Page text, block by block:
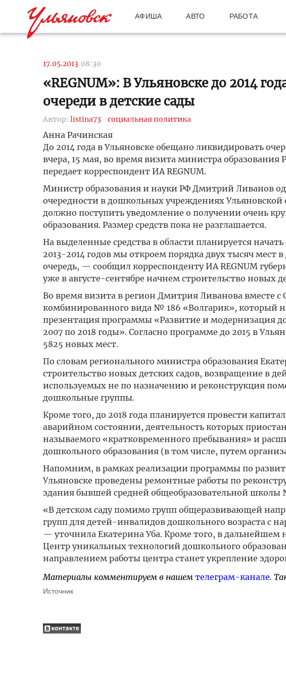
АФИША АВТО РАБОТА
17.05.2013 08:30
«REGNUM»: В Ульяновске до 2014
очереди в детские сады
Автор: listina73 социальная политика
Анна Рачинская
До 2014 года в Ульяновске обещано ликвидировать
вчера, 15 мая, во время визита министра
передает корреспондент ИА REGNUM.
Министр образования и науки РФ Дмитрий Ливанов
очередности в дошкольных учреждениях Ульяновской
должно поступить уведомление о получении очень
образования. Размер средств пока не разглашается.
На выделенные средства в области планируется
2013-2014 годов мы откроем порядка двух тысяч мест
очередь, — сообщил корреспонденту ИА REGNUM
уже в августе-сентябре начнем строительство новых
Во время визита в регион Дмитрия Ливанова вместе
комбинированного вида № 186 «Волгарик», который
презентация программы «Развитие и модернизация
2007 по 2018 годы». Согласно программе до 2015 в
5825 новых мест.
По словам регионального министра образования
строительство новых детских садов, возвращение в
используемых не по назначению и реконструкция
дошкольные группы.
Кроме того, до 2018 года планируется провести
аварийном состоянии, деятельность которых
называемого «кратковременного пребывания» и
дошкольного образования (в том числе, путем
Напомним, в рамках реализации программы по
Ульяновске проведены ремонтные работы по
здания бывшей средней общеобразовательной
«В детском саду помимо групп общеразвивающей
групп для детей-инвалидов дошкольного возраста с
— уточнила Екатерина Уба. Кроме того, в дальнейшем
Центр уникальных технологий дошкольного
направлением работы центра станет укрепление
Материалы комментируем в нашем телеграм-канале.
Источник